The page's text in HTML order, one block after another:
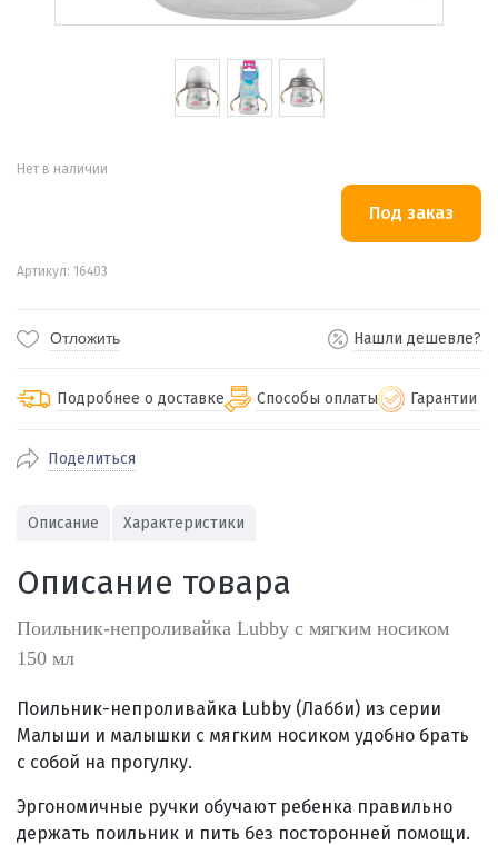
Нет в наличии
Артикул: 16403
Отложить Нашли дешевле?
Подробнее о доставке
По Екатеринбургу бесплатная
По близлежащим городам
Отправляем во все регионы России
службами Пэк, Кит, Луч, Сдэк, Озон
доставка, Почта РФ или любой другой
транспортной компанией на Ваш выбор
Способы оплаты
Екатеринбурга и близлежащих
Через СБП при получении (для
Екатеринбурга и близлежащих
городов)
Гарантии
Поделиться
Описание Характеристики
Описание товара
Поильник-непроливайка Lubby с мягким носиком
150 мл
Поильник-непроливайка Lubby (Лабби) из серии
Малыши и малышки с мягким носиком удобно брать
с собой на прогулку.
Эргономичные ручки обучают ребенка правильно
держать поильник и пить без посторонней помощи.